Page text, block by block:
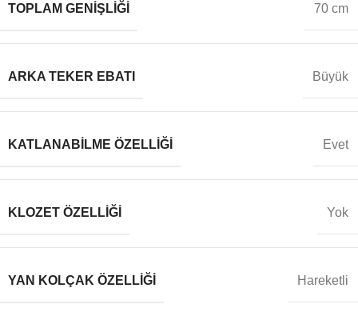
TOPLAM GENIŞLIĞI 70 cm
ARKA TEKER EBATI Büyük
KATLANABILME ÖZELLIĞI Evet
KLOZET ÖZELLIĞI Yok
YAN KOLÇAK ÖZELLIĞI Hareketli